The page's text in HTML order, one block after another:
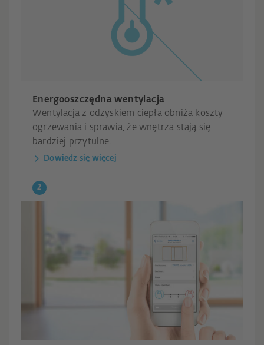
Energooszczędna wentylacja
Wentylacja z odzyskiem ciepła obniża koszty
ogrzewania i sprawia, że wnętrza stają się
bardziej przytulne.
Dowiedz się więcej